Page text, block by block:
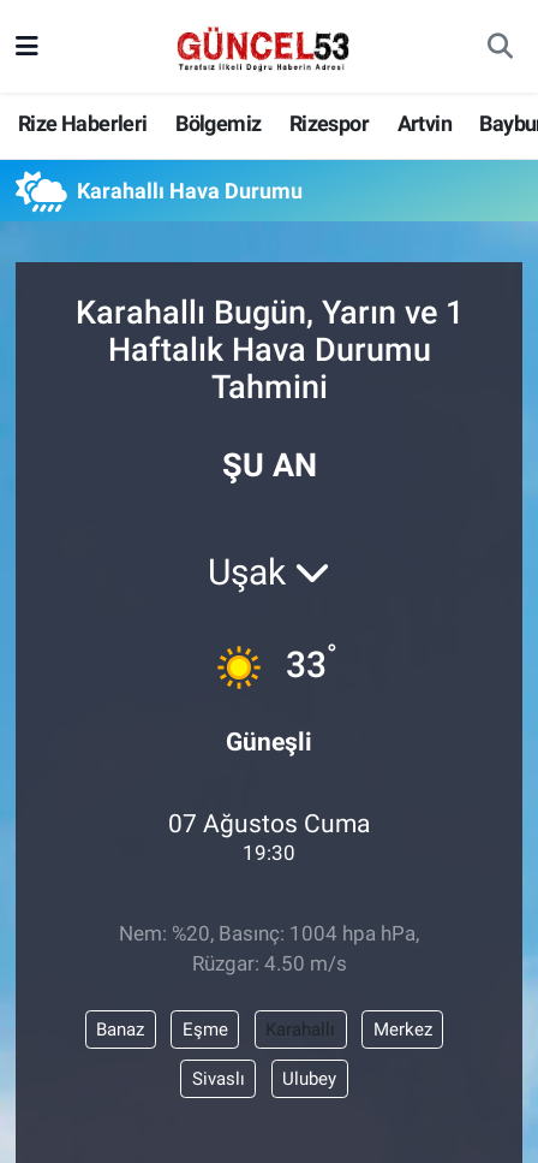
Rize Haberleri Bölgemiz Rizespor Artvin
Karahallı Hava Durumu
Karahallı Bugün, Yarın ve 1
Haftalık Hava Durumu
Tahmini
ŞU AN
Uşak
33°
Güneşli
07 Ağustos Cuma
19:30
Nem: %20, Basınç: 1004 hpa hPa,
Rüzgar: 4.50 m/s
Banaz Eşme Karahallı Merkez
Sivaslı Ulubey